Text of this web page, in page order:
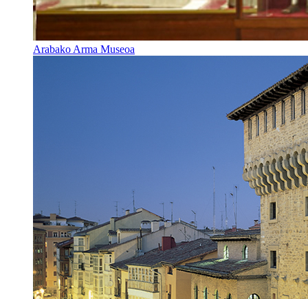
Arabako Arma Museoa